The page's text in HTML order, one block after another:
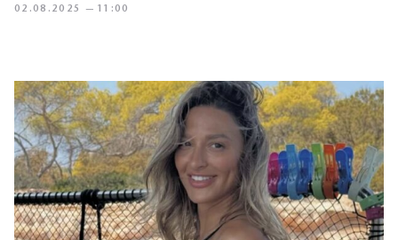
02.08.2025 — 11:00